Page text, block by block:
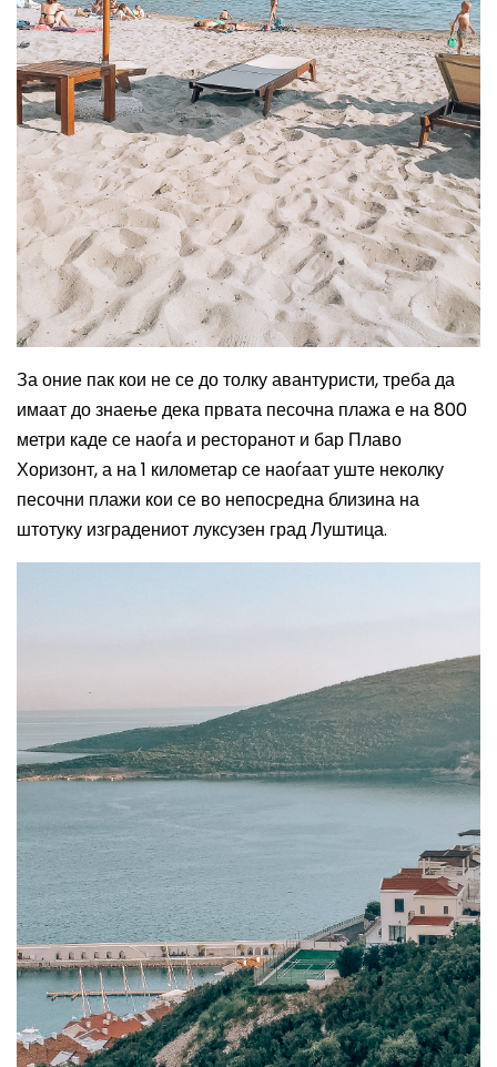
За оние пак кои не се до толку авантуристи, треба да
имаат до знаење дека првата песочна плажа е на 800
метри каде се наоѓа и ресторанот и бар Плаво
Хоризонт, а на 1 километар се наоѓаат уште неколку
песочни плажи кои се во непосредна близина на
штотуку изградениот луксузен град Луштица.